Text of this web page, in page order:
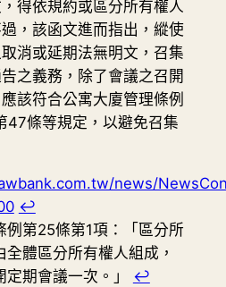
得依規約或區分所有權人
，該函文進而指出，縱使
消或延期法無明文，召集
之義務，除了會議之召開
該符合公寓大廈管理條例
47條等規定，以避免召集
news/
↩︎
例第25條第1項：「區分所
體區分所有權人組成，
期會議一次。」 ↩︎